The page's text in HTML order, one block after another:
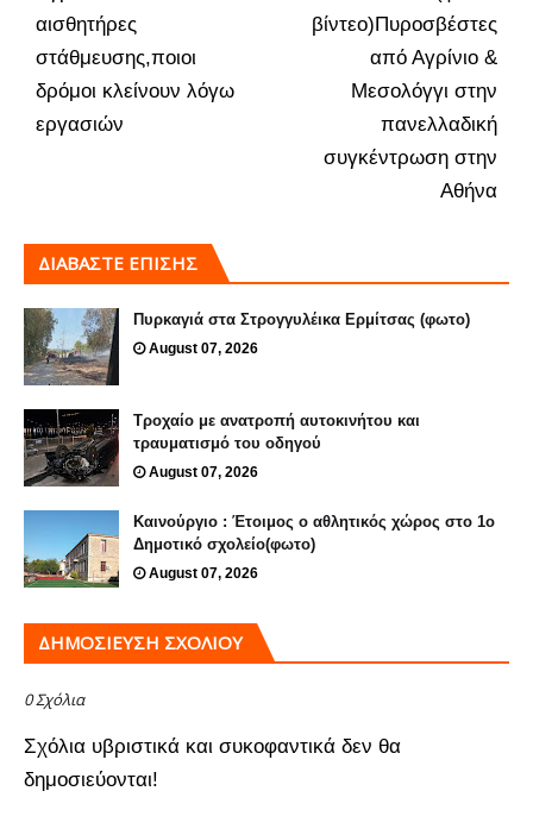
βίντεο)Πυροσβέστες
από Αγρίνιο &
Μεσολόγγι στην
πανελλαδική
συγκέντρωση στην
Αθήνα
αισθητήρες
στάθμευσης,ποιοι
δρόμοι κλείνουν λόγω
εργασιών
ΔΙΑΒΑΣΤΕ ΕΠΙΣΗΣ
Πυρκαγιά στα Στρογγυλέικα Ερμίτσας (φωτο)
August 07, 2026
Τροχαίο με ανατροπή αυτοκινήτου και
τραυματισμό του οδηγού
August 07, 2026
Καινούργιο : Έτοιμος ο αθλητικός χώρος στο 1ο
Δημοτικό σχολείο(φωτο)
August 07, 2026
ΔΗΜΟΣΊΕΥΣΗ ΣΧΟΛΊΟΥ
0 Σχόλια
Σχόλια υβριστικά και συκοφαντικά δεν θα
δημοσιεύονται!